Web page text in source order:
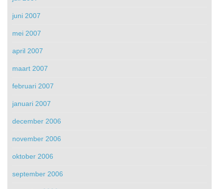
juni 2007
mei 2007
april 2007
maart 2007
februari 2007
januari 2007
december 2006
november 2006
oktober 2006
september 2006